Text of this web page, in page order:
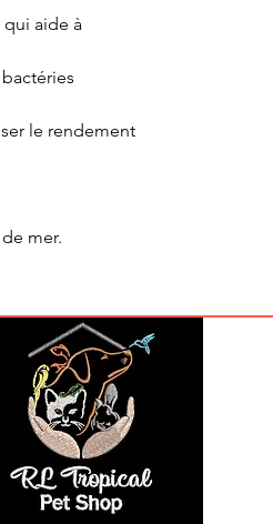
aide à
le rendement
mer.